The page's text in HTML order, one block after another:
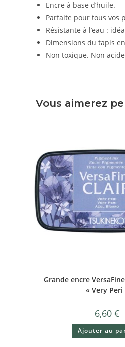
Encre à base d’huile.
Parfaite pour tous vos
Résistante à l’eau :
Dimensions du tapis
Non toxique. Non
Vous aimerez
Grande encre
« Very Peri
6,60 €
Ajouter au